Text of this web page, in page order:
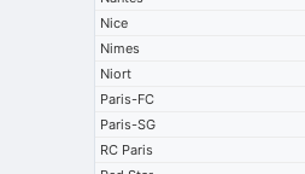
Nice
Nimes
Niort
Paris-FC
Paris-SG
RC Paris